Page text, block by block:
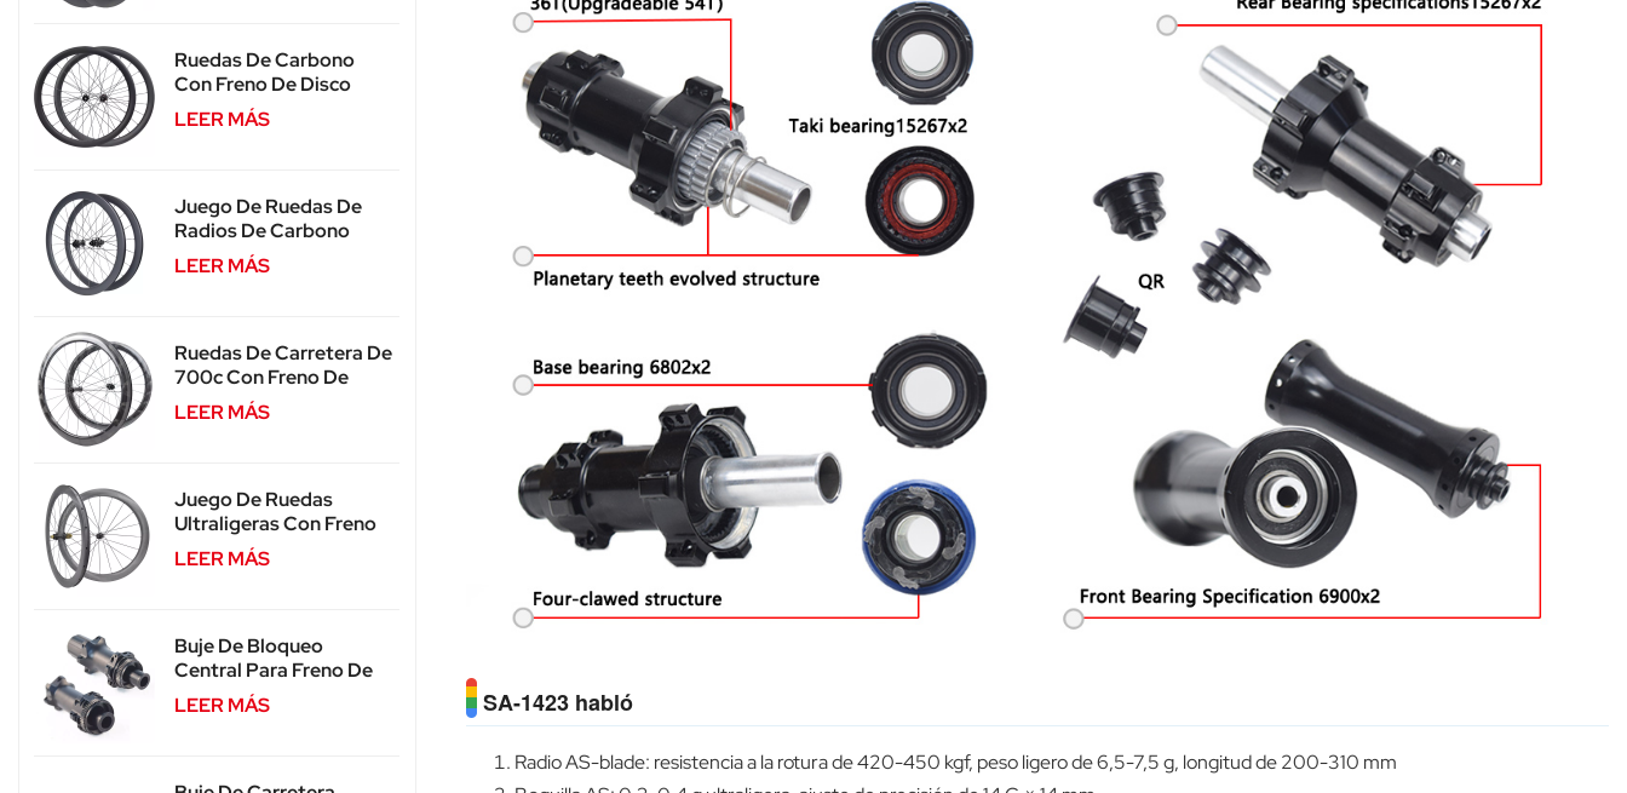
Ruedas De Carbono
Con Freno De Disco
Para Bicicleta De
Carretera 700C
LEER MÁS
Juego De Ruedas De
Radios De Carbono
700C Con Trinquete De
36 Dientes SA-CS03
LEER MÁS
Ruedas De Carretera De
700c Con Freno De
Llanta Para SA-RS04
LEER MÁS
Juego De Ruedas
Ultraligeras Con Freno
De Disco Y Radios De
Carbono SA-CS04
LEER MÁS
Buje De Bloqueo
Central Para Freno De
Disco De Carretera
Duradero SA-RD02
LEER MÁS SA-1423 habló
Radio AS-blade: resistencia a la rotura de 420-450 kgf, peso ligero de 6,5-7,5 g, longitud de 200-310 mm